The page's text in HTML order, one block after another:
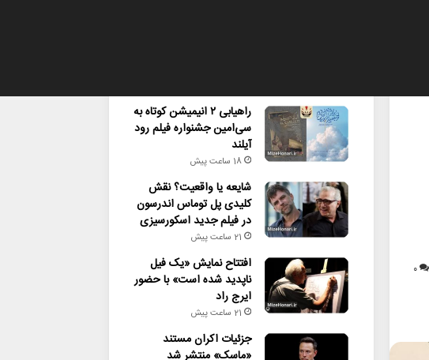
۰
راهیابی ۲ انیمیشن کوتاه به
سی‌امین جشنواره فیلم رود
آیلند
18 ساعت پیش
شایعه یا واقعیت؟ نقش
کلیدی پل توماس اندرسون
در فیلم جدید اسکورسیزی
21 ساعت پیش
افتتاح نمایش «یک فیل
ناپدید شده است» با حضور
ایرج راد
21 ساعت پیش
جزئیات اکران مستند